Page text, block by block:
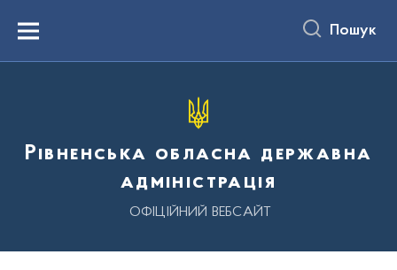
вмістуMenu Пошук
Рівненська обласна державна
адміністрація
ОФІЦІЙНИЙ ВЕБСАЙТ